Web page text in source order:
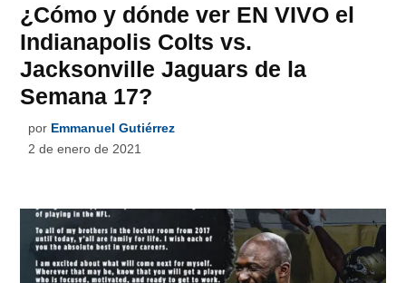
¿Cómo y dónde ver EN VIVO el
Indianapolis Colts vs.
Jacksonville Jaguars de la
Semana 17?
por Emmanuel Gutiérrez
2 de enero de 2021